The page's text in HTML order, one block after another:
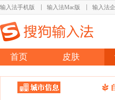
输入法手机版 输入法Mac版 输入法
首页 皮肤